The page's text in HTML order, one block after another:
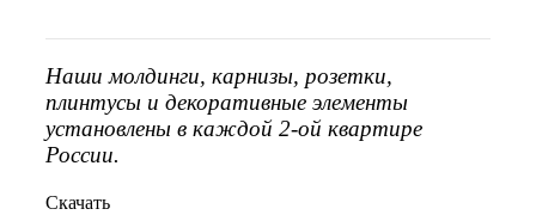
Наши молдинги, карнизы, розетки,
плинтусы и декоративные элементы
установлены в каждой 2-ой квартире
России.
Скачать